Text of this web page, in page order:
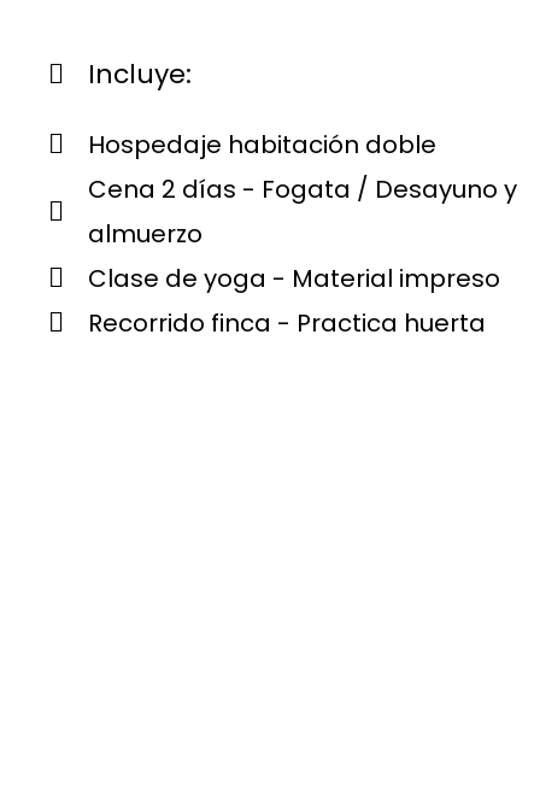
Incluye:
Hospedaje habitación doble
Cena 2 días - Fogata / Desayuno y
almuerzo
Clase de yoga - Material impreso
Recorrido finca - Practica huerta